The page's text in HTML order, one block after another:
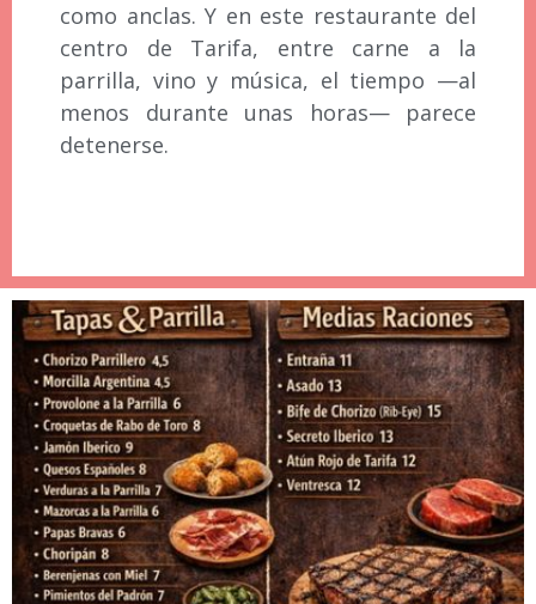
como anclas. Y en este restaurante del
centro de Tarifa, entre carne a la
parrilla, vino y música, el tiempo —al
menos durante unas horas— parece
detenerse.